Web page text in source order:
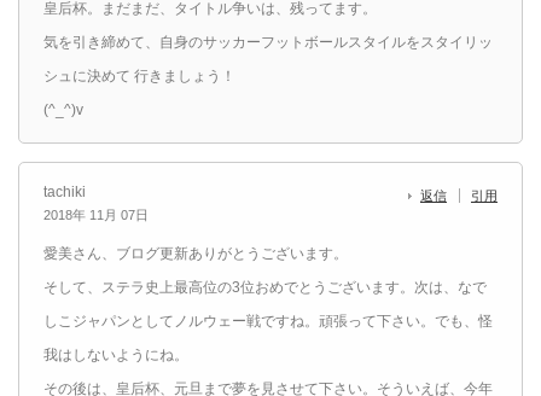
皇后杯。まだまだ、タイトル争いは、残ってます。
気を引き締めて、自身のサッカーフットボールスタイルをスタイリッ
シュに決めて 行きましょう！
(^_^)v
tachiki
2018年 11月 07日
返信 引用
愛美さん、ブログ更新ありがとうございます。
そして、ステラ史上最高位の3位おめでとうございます。次は、なで
しこジャパンとしてノルウェー戦ですね。頑張って下さい。でも、怪
我はしないようにね。
その後は、皇后杯、元旦まで夢を見させて下さい。そういえば、今年